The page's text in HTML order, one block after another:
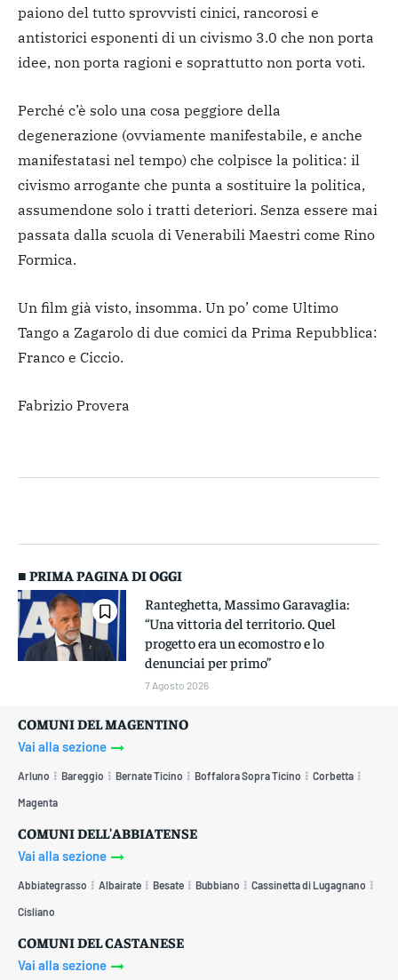
paiono del tutto sprovvisti cinici, rancorosi e
antistorici esponenti di un civismo 3.0 che non porta
idee, non porta ragioni e soprattutto non porta voti.
Perché c’è solo una cosa peggiore della
degenerazione (ovviamente manifestabile, e anche
manifestatasi nel tempo) che colpisce la politica: il
civismo arrogante che punta a sostituire la politica,
assumendone solo i tratti deteriori. Senza essere mai
passata dalla scuola di Venerabili Maestri come Rino
Formica.
Un film già visto, insomma. Un po’ come Ultimo
Tango a Zagarolo di due comici da Prima Repubblica:
Franco e Ciccio.
Fabrizio Provera
■ PRIMA PAGINA DI OGGI
Ranteghetta, Massimo Garavaglia:
“Una vittoria del territorio. Quel
progetto era un ecomostro e lo
denunciai per primo”
7 Agosto 2026
COMUNI DEL MAGENTINO
Vai alla sezione
Arluno Bareggio Bernate Ticino Boffalora Sopra Ticino Corbetta
Magenta
COMUNI DELL'ABBIATENSE
Vai alla sezione
Abbiategrasso Albairate Besate Bubbiano Cassinetta di Lugagnano
Cisliano
COMUNI DEL CASTANESE
Vai alla sezione